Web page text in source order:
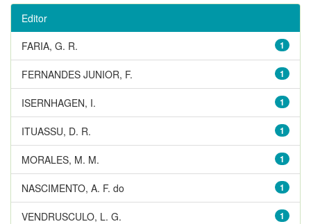
Editor
1
FARIA, G. R.
1
FERNANDES JUNIOR, F.
1
ISERNHAGEN, I.
1
ITUASSU, D. R.
1
MORALES, M. M.
1
NASCIMENTO, A. F. do
1
VENDRUSCULO, L. G.